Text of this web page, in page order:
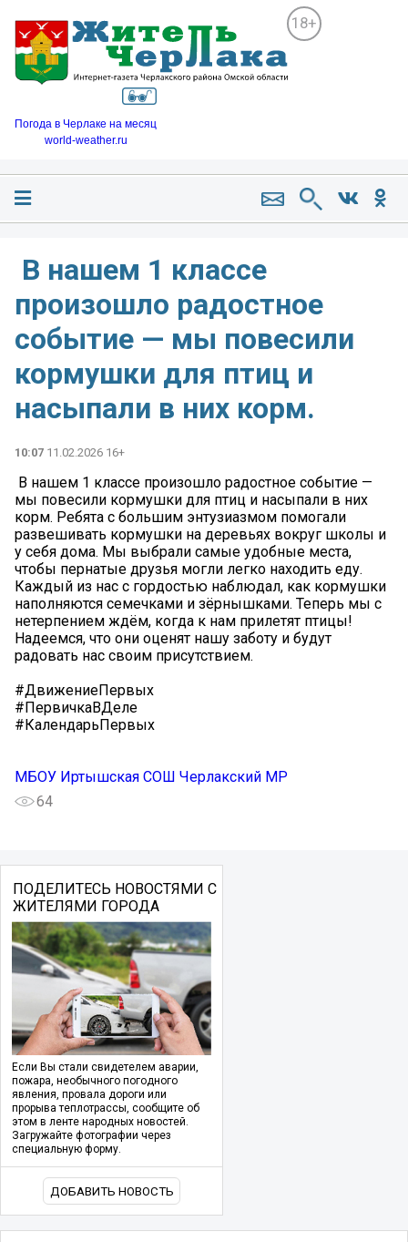
18+
Погода в Черлаке на месяц
world-weather.ru
️ В нашем 1 классе
произошло радостное
событие — мы повесили
кормушки для птиц и
насыпали в них корм.
10:07 11.02.2026 16+
️ В нашем 1 классе произошло радостное событие —
мы повесили кормушки для птиц и насыпали в них
корм. Ребята с большим энтузиазмом помогали
развешивать кормушки на деревьях вокруг школы и
у себя дома. Мы выбрали самые удобные места,
чтобы пернатые друзья могли легко находить еду.
Каждый из нас с гордостью наблюдал, как кормушки
наполняются семечками и зёрнышками. Теперь мы с
нетерпением ждём, когда к нам прилетят птицы!
Надеемся, что они оценят нашу заботу и будут
радовать нас своим присутствием.
#ДвижениеПервых
#ПервичкаВДеле
#КалендарьПервых
МБОУ Иртышская СОШ Черлакский МР
64
ПОДЕЛИТЕСЬ НОВОСТЯМИ С
ЖИТЕЛЯМИ ГОРОДА
Если Вы стали свидетелем аварии,
пожара, необычного погодного
явления, провала дороги или
прорыва теплотрассы, сообщите об
этом в ленте народных новостей.
Загружайте фотографии через
специальную форму.
ДОБАВИТЬ НОВОСТЬ